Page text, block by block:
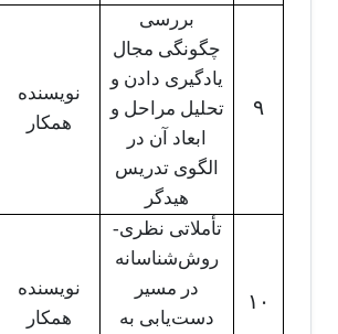
۹
بررسی
چگونگی مجال
یادگیری دادن و
تحلیل مراحل و
ابعاد آن در
الگوی تدریس
هیدگر
نویسنده
همکار
۱۰
تأملاتی نظری-
روش‌شناسانه
در مسیر
دست‌یابی به
نویسنده
همکار